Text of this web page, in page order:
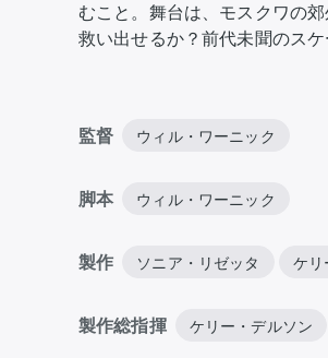
むこと。舞台は、モスクワの
救い出せるか？前代未聞のス
監督 ウィル・ワーニック
脚本 ウィル・ワーニック
製作 ソニア・リゼッタ ケリ
製作総指揮 ケリー・デルソン